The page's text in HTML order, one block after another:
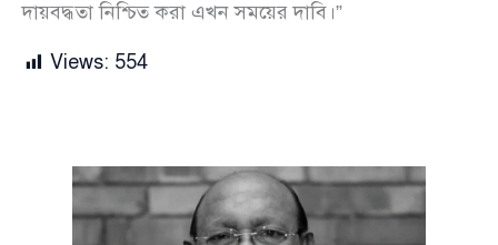
দায়বদ্ধতা নিশ্চিত করা এখন সময়ের দাবি।”
Views: 554